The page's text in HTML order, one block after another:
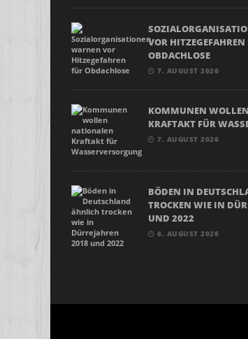
VOR HITZEGEFAHREN
OBDACHLOSE
7. AUGUST 2026
KOMMUNEN
KRAFTAKT FÜR
7. AUGUST 2026
BÖDEN IN
TROCKEN WIE IN
UND 2022
6. AUGUST 2026